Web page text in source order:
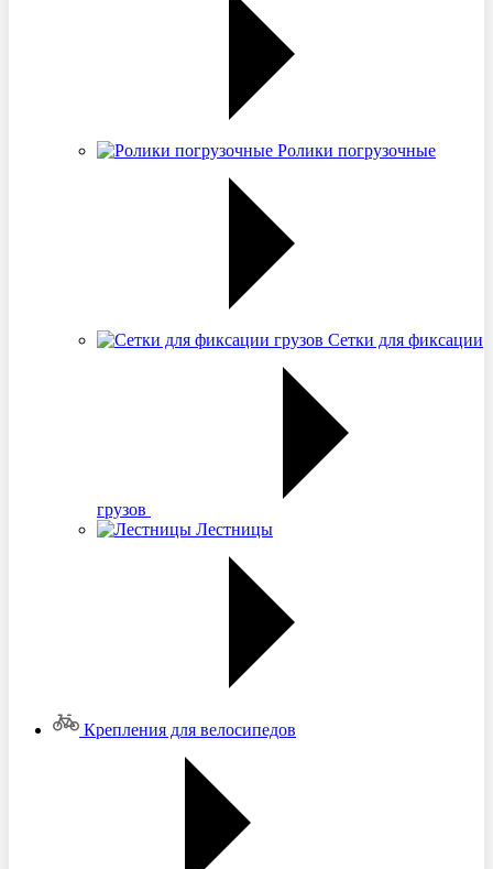
Ролики погрузочные
Сетки для фиксации
грузов
Лестницы
Крепления для велосипедов